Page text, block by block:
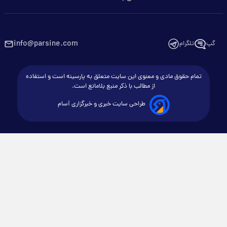
گپ تلگرام info@parsine.com
تمام حقوق مادی و معنوی این سایت متعلق به پارسینه است و استفاده
از مطالب با ذکر منبع بلامانع است.
طراحی سایت خبری و خبرگزاری آسام